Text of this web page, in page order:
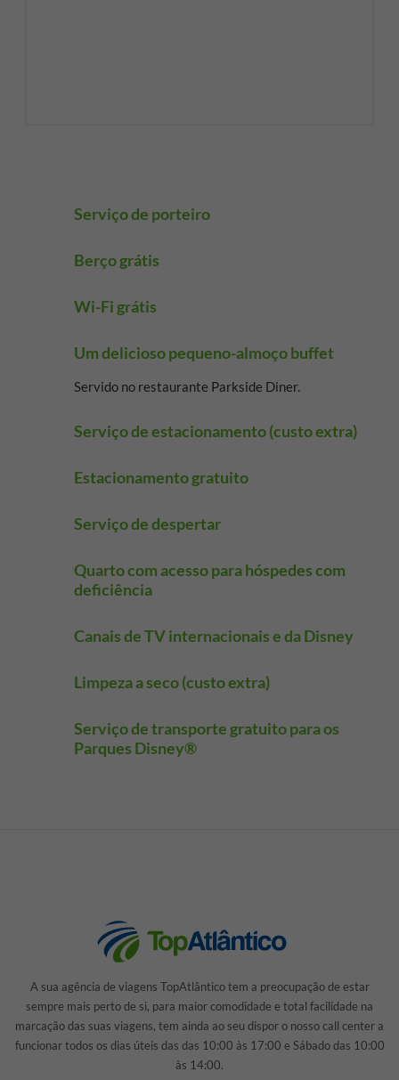
Serviço de porteiro
Berço grátis
Wi-Fi grátis
Um delicioso pequeno-almoço buffet
Servido no restaurante Parkside Diner.
Serviço de estacionamento (custo extra)
Estacionamento gratuito
Serviço de despertar
Quarto com acesso para hóspedes com
deficiência
Canais de TV internacionais e da Disney
Limpeza a seco (custo extra)
Serviço de transporte gratuito para os
Parques Disney®
A sua agência de viagens TopAtlântico tem a preocupação de estar
sempre mais perto de si, para maior comodidade e total facilidade na
marcação das suas viagens, tem ainda ao seu dispor o nosso call center a
funcionar todos os dias úteis das das 10:00 às 17:00 e Sábado das 10:00
às 14:00.